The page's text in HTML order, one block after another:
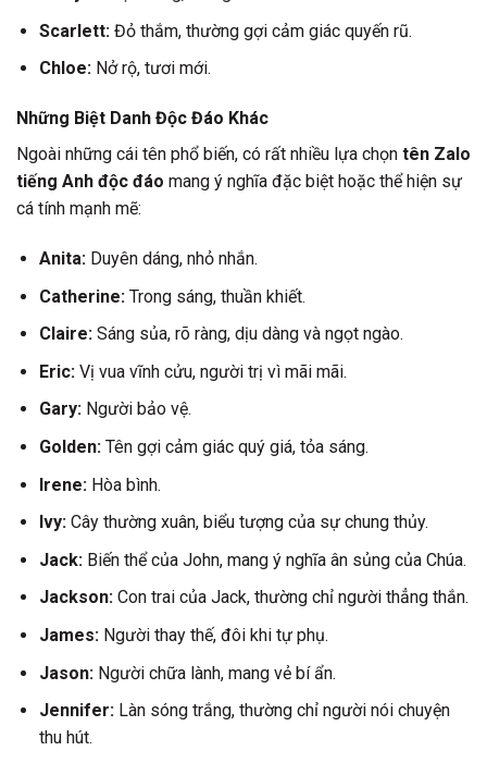
Scarlett:Đỏ thắm, thường gợi cảm giác quyến rũ.
Chloe:Nở rộ, tươi mới.
Những Biệt Danh Độc Đáo Khác
Ngoài những cái tên phổ biến, có rất nhiều lựa chọn tên Zalo
tiếng Anh độc đáo mang ý nghĩa đặc biệt hoặc thể hiện sự
cá tính mạnh mẽ:
Anita:Duyên dáng, nhỏ nhắn.
Catherine:Trong sáng, thuần khiết.
Claire:Sáng sủa, rõ ràng, dịu dàng và ngọt ngào.
Eric:Vị vua vĩnh cửu, người trị vì mãi mãi.
Gary:Người bảo vệ.
Golden:Tên gợi cảm giác quý giá, tỏa sáng.
Irene:Hòa bình.
Ivy:Cây thường xuân, biểu tượng của sự chung thủy.
Jack:Biến thể của John, mang ý nghĩa ân sủng của Chúa.
Jackson:Con trai của Jack, thường chỉ người thẳng thắn.
James:Người thay thế, đôi khi tự phụ.
Jason:Người chữa lành, mang vẻ bí ẩn.
Jennifer:Làn sóng trắng, thường chỉ người nói chuyện
thu hút.